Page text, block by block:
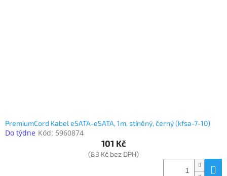
PremiumCord Kabel eSATA-eSATA, 1m, stíněný, černý (kfsa-7-10)
Do týdne Kód: 5960874
101 Kč
(83 Kč bez DPH)